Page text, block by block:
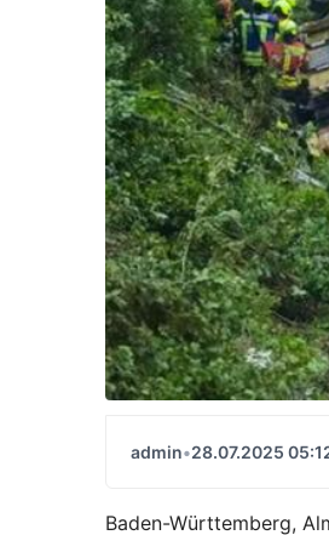
admin•28.07.2025
Baden-Württemberg,